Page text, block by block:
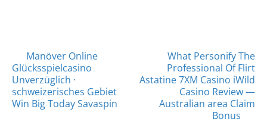
Posts
navigation
Manöver Online
Glücksspielcasino
Unverzüglich ·
schweizerisches Gebiet
Win Big Today Savaspin
What Personify The
Professional Of Flirt
Astatine 7XM Casino iWild
Casino Review —
Australian area Claim
Bonus